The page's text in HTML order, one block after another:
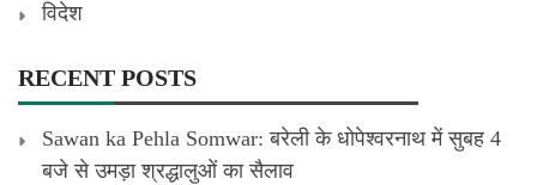
विदेश
RECENT POSTS
Sawan ka Pehla Somwar: बरेली के धोपेश्वरनाथ में सुबह 4
बजे से उमड़ा श्रद्धालुओं का सैलाव